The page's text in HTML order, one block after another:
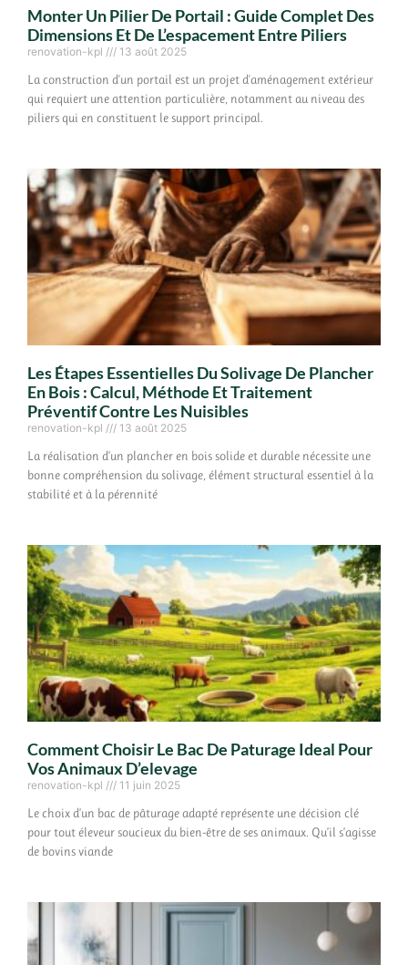
Monter Un Pilier De Portail : Guide Complet Des
Dimensions Et De L’espacement Entre Piliers
renovation-kpl 13 août 2025
La construction d'un portail est un projet d'aménagement extérieur
qui requiert une attention particulière, notamment au niveau des
piliers qui en constituent le support principal.
Les Étapes Essentielles Du Solivage De Plancher
En Bois : Calcul, Méthode Et Traitement
Préventif Contre Les Nuisibles
renovation-kpl 13 août 2025
La réalisation d’un plancher en bois solide et durable nécessite une
bonne compréhension du solivage, élément structural essentiel à la
stabilité et à la pérennité
Comment Choisir Le Bac De Paturage Ideal Pour
Vos Animaux D’elevage
renovation-kpl 11 juin 2025
Le choix d’un bac de pâturage adapté représente une décision clé
pour tout éleveur soucieux du bien-être de ses animaux. Qu’il s’agisse
de bovins viande